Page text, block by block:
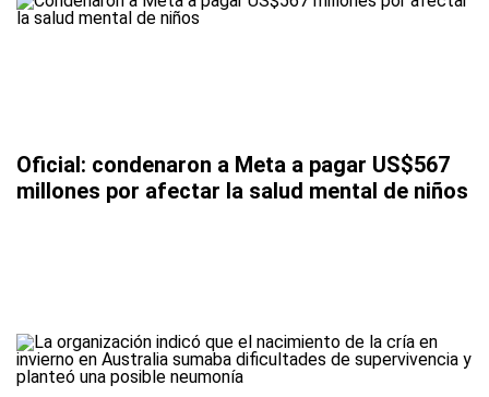
Oficial: condenaron a Meta a pagar US$567
millones por afectar la salud mental de niños